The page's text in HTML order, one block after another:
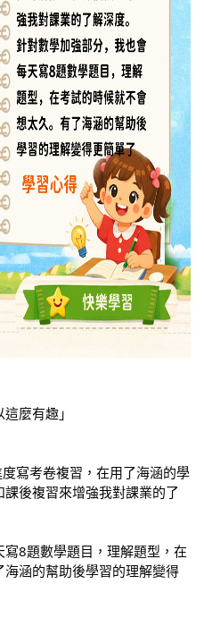
這麼有趣 」
寫考卷複習，在用了海涵的學
後複習來增強我對課業的了
8題數學題目，理解題型，在
涵的幫助後學習的理解變得